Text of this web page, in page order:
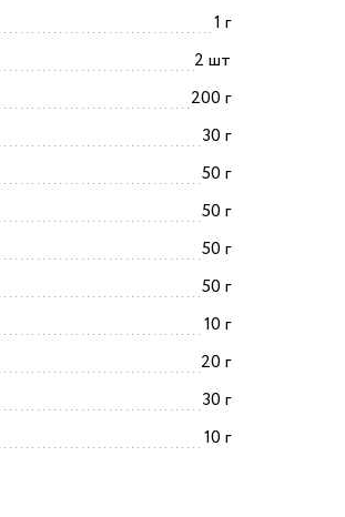
1 г
2 шт
200 г
30 г
50 г
50 г
50 г
50 г
10 г
20 г
30 г
10 г